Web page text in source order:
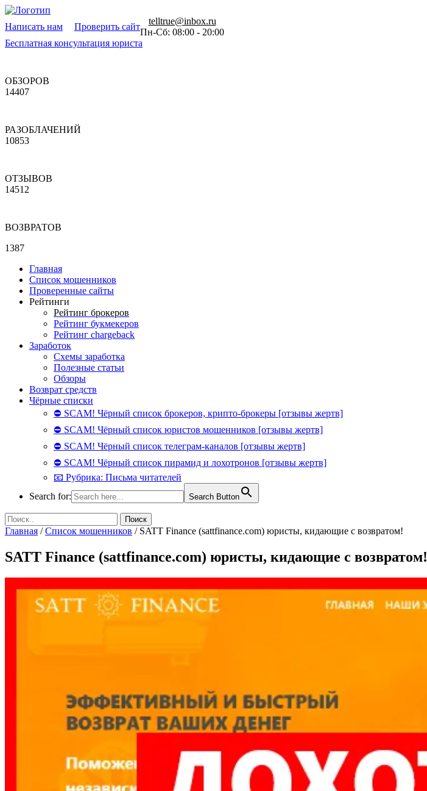
Написать нам Проверить сайт
telltrue@inbox.ru
Пн-Сб: 08:00 - 20:00
Бесплатная консультация юриста
ОБЗОРОВ
14407
РАЗОБЛАЧЕНИЙ
10853
ОТЗЫВОВ
14512
ВОЗВРАТОВ
1387
Главная
Список мошенников
Проверенные сайты
Рейтинги
Рейтинг брокеров
Рейтинг букмекеров
Рейтинг chargeback
Заработок
Схемы заработка
Полезные статьи
Обзоры
Возврат средств
Чёрные списки
⛔ SCAM! Чёрный список брокеров, крипто-брокеры [отзывы жертв]
⛔ SCAM! Чёрный список юристов мошенников [отзывы жертв]
⛔ SCAM! Чёрный список телеграм-каналов [отзывы жертв]
⛔ SCAM! Чёрный список пирамид и лохотронов [отзывы жертв]
📧 Рубрика: Письма читателей
Search for:
Search Button
Главная /Список мошенников / SATT Finance (sattfinance.com) юристы, кидающие с возвратом!
SATT Finance (sattfinance.com) юристы, кидающие с возвратом!